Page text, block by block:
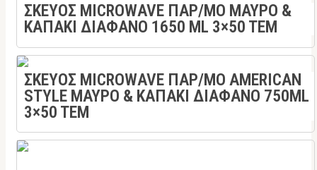
ΣΚΕΥΟΣ MICROWAVE ΠΑΡ/ΜΟ ΜΑΥΡΟ &
ΚΑΠΑΚΙ ΔΙΑΦΑΝΟ 1650 ML 3×50 TEM
ΣΚΕΥΟΣ MICROWAVE ΠΑΡ/ΜΟ AMERICAN
STYLE ΜΑΥΡΟ & ΚΑΠΑΚΙ ΔΙΑΦΑΝΟ 750ML
3×50 TEM